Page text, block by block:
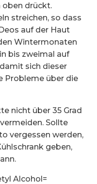
oben drückt.
streichen, so dass
auf der Haut
Wintermonaten
bis zweimal auf
sich dieser
Probleme über die
nicht über 35 Grad
Sollte
vergessen werden,
geben,
Alcohol=